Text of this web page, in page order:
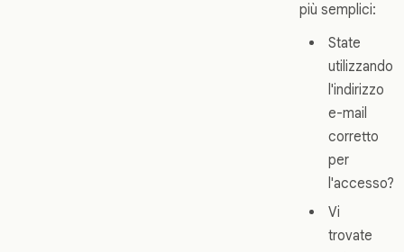
più semplici:
State
utilizzando
l'indirizzo
e-mail
corretto
per
l'accesso?
Vi
trovate